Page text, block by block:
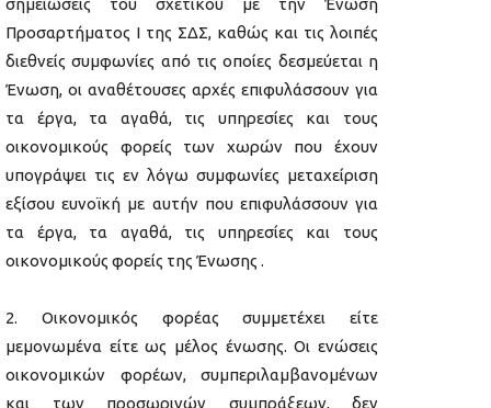
σημειώσεις του σχετικού με την Ένωση
Προσαρτήματος I της ΣΔΣ, καθώς και τις λοιπές
διεθνείς συμφωνίες από τις οποίες δεσμεύεται η
Ένωση, οι αναθέτουσες αρχές επιφυλάσσουν για
τα έργα, τα αγαθά, τις υπηρεσίες και τους
οικονομικούς φορείς των χωρών που έχουν
υπογράψει τις εν λόγω συμφωνίες μεταχείριση
εξίσου ευνοϊκή με αυτήν που επιφυλάσσουν για
τα έργα, τα αγαθά, τις υπηρεσίες και τους
οικονομικούς φορείς της Ένωσης .
Οικονομικός φορέας συμμετέχει είτε
μεμονωμένα είτε ως μέλος ένωσης. Οι ενώσεις
οικονομικών φορέων, συμπεριλαμβανομένων
και των προσωρινών συμπράξεων, δεν